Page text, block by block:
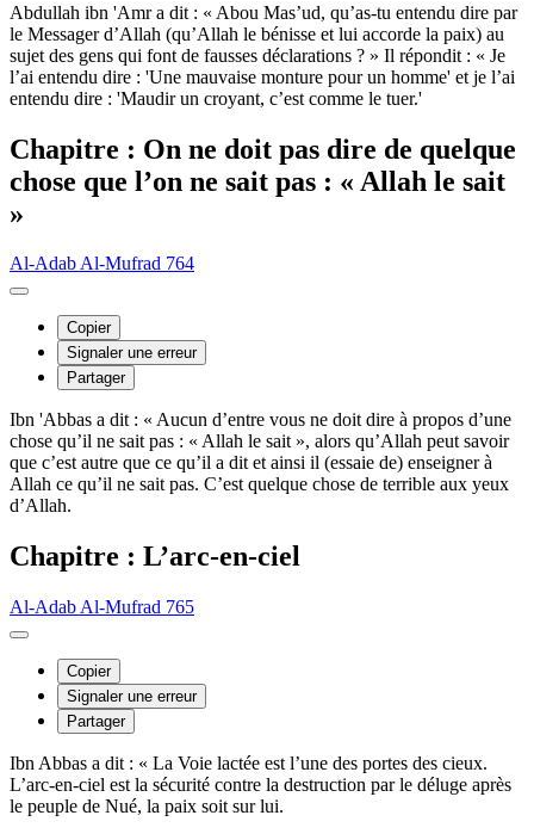
Abdullah ibn 'Amr a dit : « Abou Mas’ud, qu’as-tu entendu dire par
le Messager d’Allah (qu’Allah le bénisse et lui accorde la paix) au
sujet des gens qui font de fausses déclarations ? » Il répondit : « Je
l’ai entendu dire : 'Une mauvaise monture pour un homme' et je l’ai
entendu dire : 'Maudir un croyant, c’est comme le tuer.'
Chapitre : On ne doit pas dire de quelque
chose que l’on ne sait pas : « Allah le sait
»
Al-Adab Al-Mufrad 764
Copier
Signaler une erreur
Partager
Ibn 'Abbas a dit : « Aucun d’entre vous ne doit dire à propos d’une
chose qu’il ne sait pas : « Allah le sait », alors qu’Allah peut savoir
que c’est autre que ce qu’il a dit et ainsi il (essaie de) enseigner à
Allah ce qu’il ne sait pas. C’est quelque chose de terrible aux yeux
d’Allah.
Chapitre : L’arc-en-ciel
Al-Adab Al-Mufrad 765
Copier
Signaler une erreur
Partager
Ibn Abbas a dit : « La Voie lactée est l’une des portes des cieux.
L’arc-en-ciel est la sécurité contre la destruction par le déluge après
le peuple de Nué, la paix soit sur lui.